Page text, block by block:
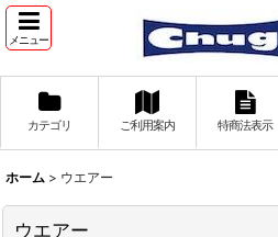
メニュー
カテゴリ ご利用案内 特商法表示
ホーム > ウエアー
ウエアー